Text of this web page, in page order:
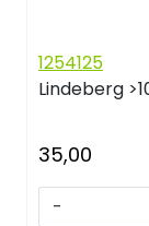
1254125
Lindeberg
35,00
-